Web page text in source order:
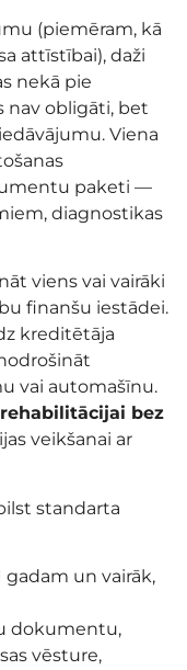
(piemēram, kā
attīstībai), daži
nekā pie
nav obligāti, bet
Viena
paketi —
diagnostikas
viens vai vairāki
finanšu iestādei.
kreditētāja
vai automašīnu.
bez
veikšanai ar
standarta
gadam un vairāk,
dokumentu,
vēsture,